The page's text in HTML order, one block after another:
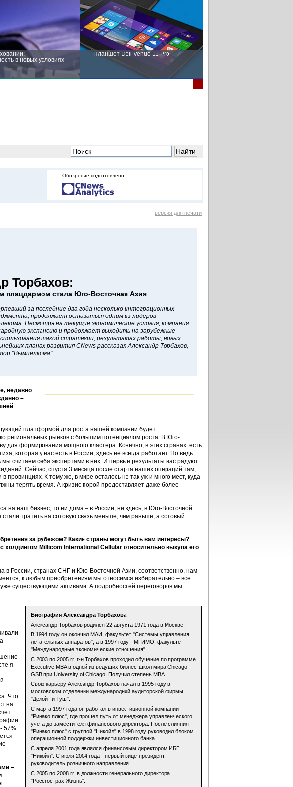
в новых условиях
Планшет Dell Venue 11 Pro
Обозрение подготовлено
версия для печати
Торбахов:
плацдармом стала Юго-Восточная Азия
за последние два года несколько интеграционных
продолжает оставаться одним из лидеров
Несмотря на текущие экономические условия, компания
экспансию и продолжает выходить на зарубежные
такой стратегии, результатах работы, новых
планах развития CNews рассказал Александр Торбахов,
"Вымпелкома".
недавно
–
платформой для роста нашей компании будет
региональных рынков с большим потенциалом роста. В Юго-
для формирования мощного кластера. Конечно, в этих странах есть
которая у нас есть в России, здесь не всегда работает. Но ведь
считаем себя экспертами в них. И первые результаты нас радуют
Сейчас, спустя 3 месяца после старта наших операций там,
К тому же, в мире осталось не так уж и много мест, куда
терять время. А кризис порой предоставляет даже более
на наш бизнес, то ни дома – в России, ни здесь, в Юго-Восточной
тратить на сотовую связь меньше, чем раньше, а сотовый
за рубежом? Какие страны могут быть вам интересы?
Millicom International Cellular относительно выкупа его
в России, странах СНГ и Юго-Восточной Азии, соответственно, нам
к любым приобретениям мы относимся избирательно – все
существующими активами. А подробностей переговоров мы
Биография Александра Торбахова
Александр Торбахов родился 22 августа 1971 года в Москве.
В 1994 году он окончил МАИ, факультет "Системы управления
летательных аппаратов", а в 1997 году - МГИМО, факультет
"Международные экономические отношения".
С 2003 по 2005 гг. г-н Торбахов проходил обучение по программе
Executive MBA в одной из ведущих бизнес-школ мира Chicago
GSB при University of Chicago. Получил степень MBA.
Свою карьеру Александр Торбахов начал в 1995 году в
московском отделении международной аудиторской фирмы
"Делойт и Туш".
С марта 1997 года он работал в инвестиционной компании
"Ринако плюс", где прошел путь от менеджера управленческого
учета до заместителя финансового директора. После слияния
"Ринако плюс" с группой "Никойл" в 1998 году руководил блоком
операционной поддержки инвестиционного банка.
С апреля 2001 года являлся финансовым директором ИБГ
"Никойл". С июля 2004 года - первый вице-президент,
руководитель розничного направления.
C 2005 по 2008 гг. в должности генерального директора
"Россгострах Жизнь".
я
Что
на
57%
–